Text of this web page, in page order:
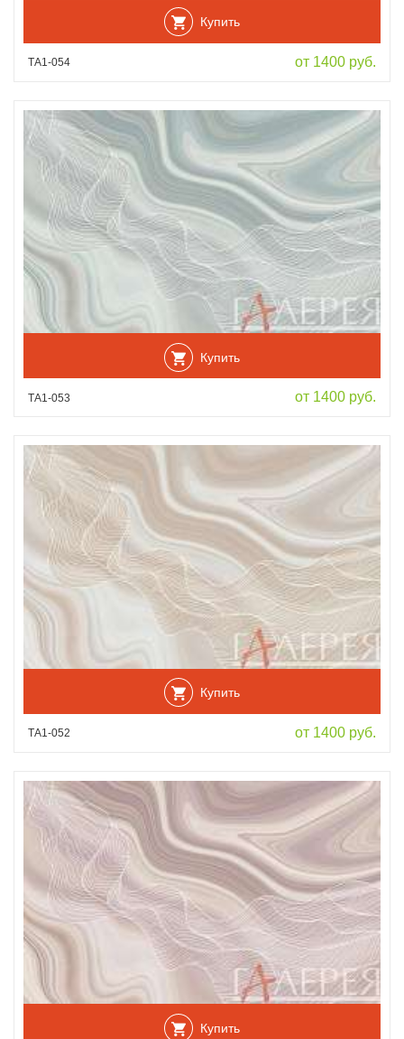
Купить
ТА1-054 от 1400 руб.
Купить
ТА1-053 от 1400 руб.
Купить
ТА1-052 от 1400 руб.
Купить